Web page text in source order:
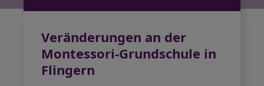
Veränderungen an der
Montessori-Grundschule in
Flingern